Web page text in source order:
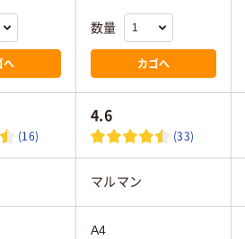
へ
数量
カゴへ
(16)
4.6
(33)
マルマン
A4